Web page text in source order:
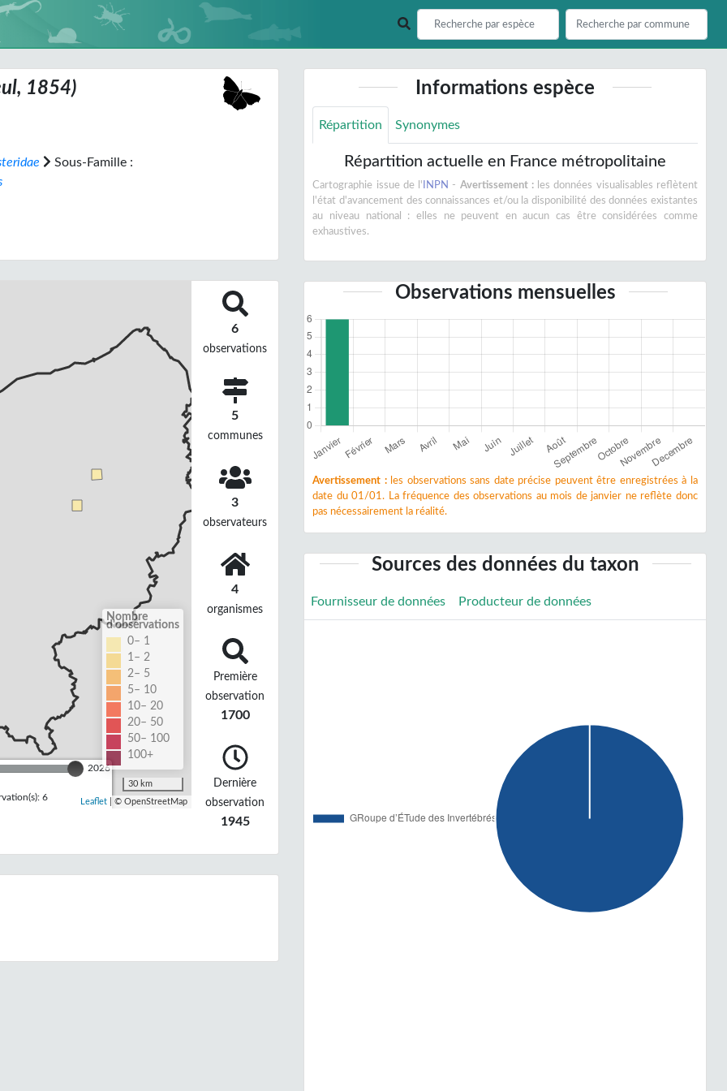
1854)
Sous-Famille :
2026
6
Nombre
d'observations
0– 1
1– 2
2– 5
5– 10
10– 20
20– 50
50– 100
100+
30 km
Leaflet| © OpenStreetMap
6
observations
5
communes
3
observateurs
4
organismes
Première
observation
1700
Dernière
observation
1945
Informations espèce
Répartition Synonymes
Répartition actuelle en France métropolitaine
Cartographie issue de l' INPN - Avertissement :les données visualisables reflètent
l'état d'avancement des connaissances et/ou la disponibilité des données existantes
au niveau national : elles ne peuvent en aucun cas être considérées comme
exhaustives.
Observations mensuelles
Avertissement :les observations sans date précise peuvent être enregistrées à la
date du 01/01. La fréquence des observations au mois de janvier ne reflète donc
pas nécessairement la réalité.
Sources des données du taxon
Fournisseur de données Producteur de données